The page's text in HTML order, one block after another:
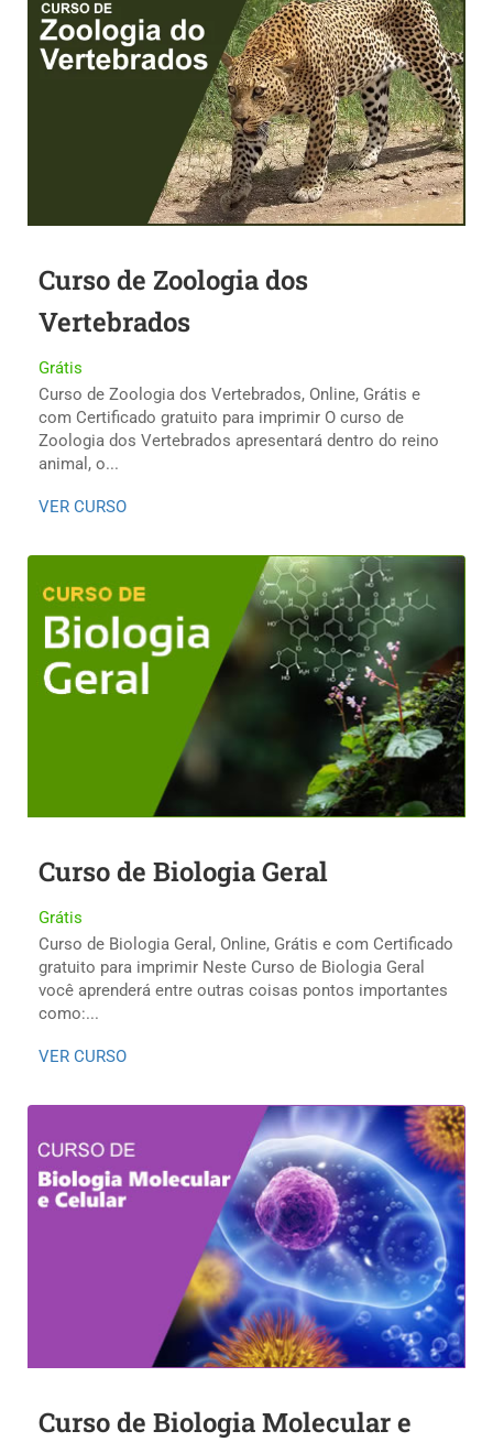
Curso de Zoologia dos
Vertebrados
Grátis
Curso de Zoologia dos Vertebrados, Online, Grátis e
com Certificado gratuito para imprimir O curso de
Zoologia dos Vertebrados apresentará dentro do reino
animal, o...
VER CURSO
Curso de Biologia Geral
Grátis
Curso de Biologia Geral, Online, Grátis e com Certificado
gratuito para imprimir Neste Curso de Biologia Geral
você aprenderá entre outras coisas pontos importantes
como:...
VER CURSO
Curso de Biologia Molecular e